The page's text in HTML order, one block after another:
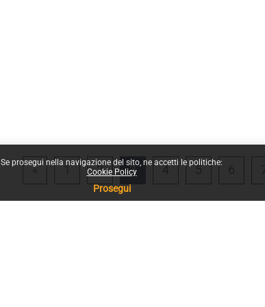
Se prosegui nella navigazione del sito, ne accetti le politiche:
Cookie Policy
Prosegui
«Pagina precedente
1Pagina 1
2Pagina 2
3Pagina 3
4Pagina 4
5Pagina 5